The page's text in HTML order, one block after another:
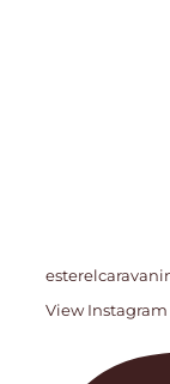
View